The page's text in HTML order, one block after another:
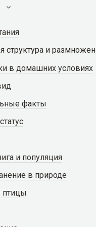
структура и
в домашних условиях
факты
и популяция
в природе
птицы